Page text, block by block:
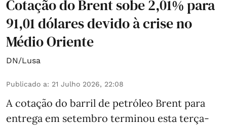
Cotação do Brent sobe 2,01% para
91,01 dólares devido à crise no
Médio Oriente
DN/Lusa
Publicado a: 21 Julho 2026, 22:08
A cotação do barril de petróleo Brent para
entrega em setembro terminou esta terça-